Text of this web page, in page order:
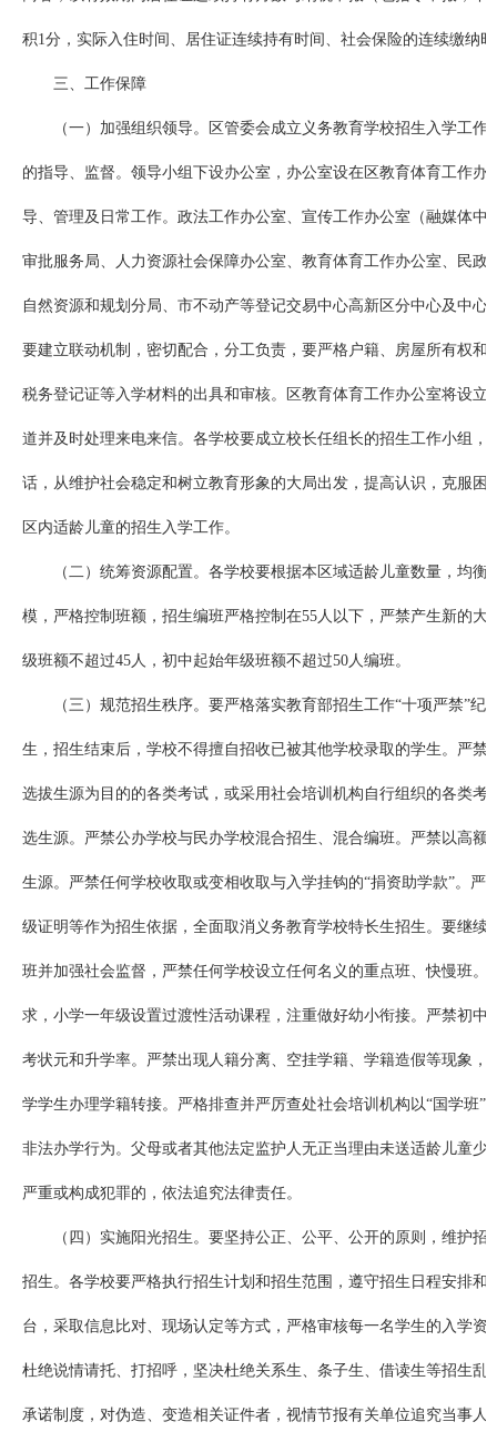
积1分，实际入住时间、居住证连续持有时间、社会保险的连续缴纳
三、工作保障
（一）加强组织领导。区管委会成立义务教育学校招生入学工
的指导、监督。领导小组下设办公室，办公室设在区教育体育工作
导、管理及日常工作。政法工作办公室、宣传工作办公室（融媒体中
审批服务局、人力资源社会保障办公室、教育体育工作办公室、民政
自然资源和规划分局、市不动产等登记交易中心高新区分中心及中
要建立联动机制，密切配合，分工负责，要严格户籍、房屋所有权和
税务登记证等入学材料的出具和审核。区教育体育工作办公室将设立
道并及时处理来电来信。各学校要成立校长任组长的招生工作小组，
话，从维护社会稳定和树立教育形象的大局出发，提高认识，克服困
区内适龄儿童的招生入学工作。
（二）统筹资源配置。各学校要根据本区域适龄儿童数量，均
模，严格控制班额，招生编班严格控制在55人以下，严禁产生新的
级班额不超过45人，初中起始年级班额不超过50人编班。
（三）规范招生秩序。要严格落实教育部招生工作“十项严禁”
生，招生结束后，学校不得擅自招收已被其他学校录取的学生。严禁
选拔生源为目的的各类考试，或采用社会培训机构自行组织的各类考
选生源。严禁公办学校与民办学校混合招生、混合编班。严禁以高额
生源。严禁任何学校收取或变相收取与入学挂钩的“捐资助学款”。严
级证明等作为招生依据，全面取消义务教育学校特长生招生。要继续
班并加强社会监督，严禁任何学校设立任何名义的重点班、快慢班。
求，小学一年级设置过渡性活动课程，注重做好幼小衔接。严禁初中
考状元和升学率。严禁出现人籍分离、空挂学籍、学籍造假等现象，
学学生办理学籍转接。严格排查并严厉查处社会培训机构以“国学班
非法办学行为。父母或者其他法定监护人无正当理由未送适龄儿童少
严重或构成犯罪的，依法追究法律责任。
（四）实施阳光招生。要坚持公正、公平、公开的原则，维护
招生。各学校要严格执行招生计划和招生范围，遵守招生日程安排和
台，采取信息比对、现场认定等方式，严格审核每一名学生的入学资
杜绝说情请托、打招呼，坚决杜绝关系生、条子生、借读生等招生乱
承诺制度，对伪造、变造相关证件者，视情节报有关单位追究当事人